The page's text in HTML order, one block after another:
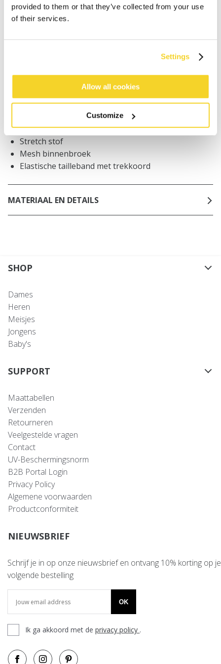
provided to them or that they’ve collected from your use
of their services.
Settings
Allow all cookies
Customize
Bestellingen die op werkdagen vóór 12:00 uur
worden geplaatst, worden dezelfde dag verzonden
NL
BESCHRIJVING
Zwemshort met bladprint
94% gerecycled polyester
Stretch stof
Mesh binnenbroek
Elastische tailleband met trekkoord
MATERIAAL EN DETAILS
SHOP
Dames
Heren
Meisjes
Jongens
Baby's
SUPPORT
Maattabellen
Verzenden
Retourneren
Veelgestelde vragen
Contact
UV-Beschermingsnorm
B2B Portal Login
Privacy Policy
Algemene voorwaarden
Productconformiteit
NIEUWSBRIEF
Schrijf je in op onze nieuwsbrief en ontvang 10% korting op je
volgende bestelling
OK
Ik ga akkoord met de privacy policy .